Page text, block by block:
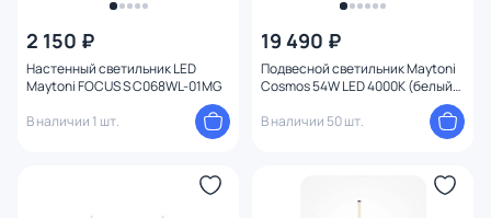
2 150 ₽
Настенный светильник LED
Maytoni FOCUS S C068WL-01MG
В наличии 1 шт.
19 490 ₽
Подвесной светильник Maytoni
Cosmos 54W LED 4000К (белый)
В наличии 50 шт.